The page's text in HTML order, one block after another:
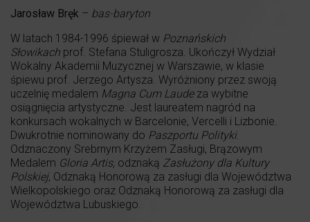
Jarosław Bręk – bas-baryton
W latach 1984-1996 śpiewał w Poznańskich
Słowikach prof. Stefana Stuligrosza. Ukończył Wydział
Wokalny Akademii Muzycznej w Warszawie, w klasie
śpiewu prof. Jerzego Artysza. Wyróżniony przez swoją
uczelnię medalem Magna Cum Laudeza wybitne
osiągnięcia artystyczne. Jest laureatem nagród na
konkursach wokalnych w Barcelonie, Vercelli i Lizbonie.
Dwukrotnie nominowany do Paszportu Polityki.
Odznaczony Srebrnym Krzyżem Zasługi, Brązowym
Medalem Gloria Artis, odznaką Zasłużony dla Kultury
Polskiej, Odznaką Honorową za zasługi dla Województwa
Wielkopolskiego oraz Odznaką Honorową za zasługi dla
Województwa Lubuskiego.